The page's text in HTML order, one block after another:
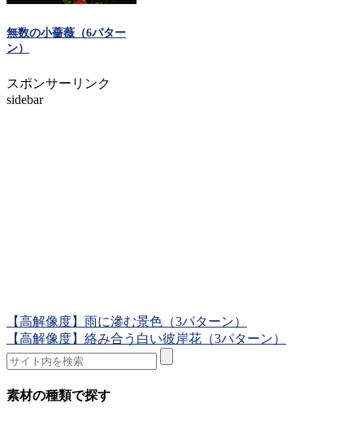
無数の小薔薇（6パター
ン）
スポンサーリンク
sidebar
【高解像度】雨に滲む景色（3パターン）
【高解像度】絡み合う白い彼岸花（3パターン）
素材の種類で探す